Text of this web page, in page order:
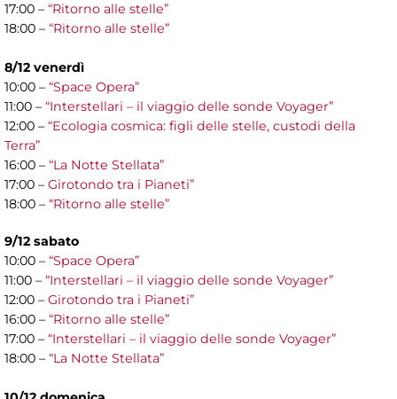
17:00 – “Ritorno alle stelle”
18:00 – “Ritorno alle stelle”
8/12 venerdì
10:00 – “Space Opera”
11:00 – “Interstellari – il viaggio delle sonde Voyager”
12:00 – “Ecologia cosmica: figli delle stelle, custodi della
Terra”
16:00 – “La Notte Stellata”
17:00 – Girotondo tra i Pianeti”
18:00 – “Ritorno alle stelle”
9/12 sabato
10:00 – “Space Opera”
11:00 – “Interstellari – il viaggio delle sonde Voyager”
12:00 – Girotondo tra i Pianeti”
16:00 – “Ritorno alle stelle”
17:00 – “Interstellari – il viaggio delle sonde Voyager”
18:00 – “La Notte Stellata”